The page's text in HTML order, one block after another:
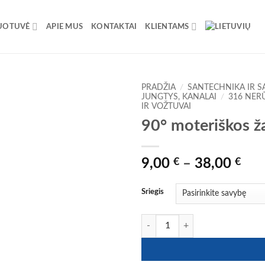
APIE MUS KONTAKTAI KLIENTAMS
PRADŽIA / SANTECHNIKA IR
JUNGTYS, KANALAI
/ 316
IR VOŽTUVAI
90° moteriškos
9,00 € – 38,00 €Price
Sriegis
produkto kiekis: 90° moteriškos